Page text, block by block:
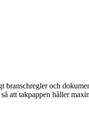
och
att takpappen håller